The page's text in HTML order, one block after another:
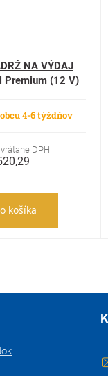
NA VÝDAJ
Premium (12 V)
4-6 týždňov
DPH
košíka